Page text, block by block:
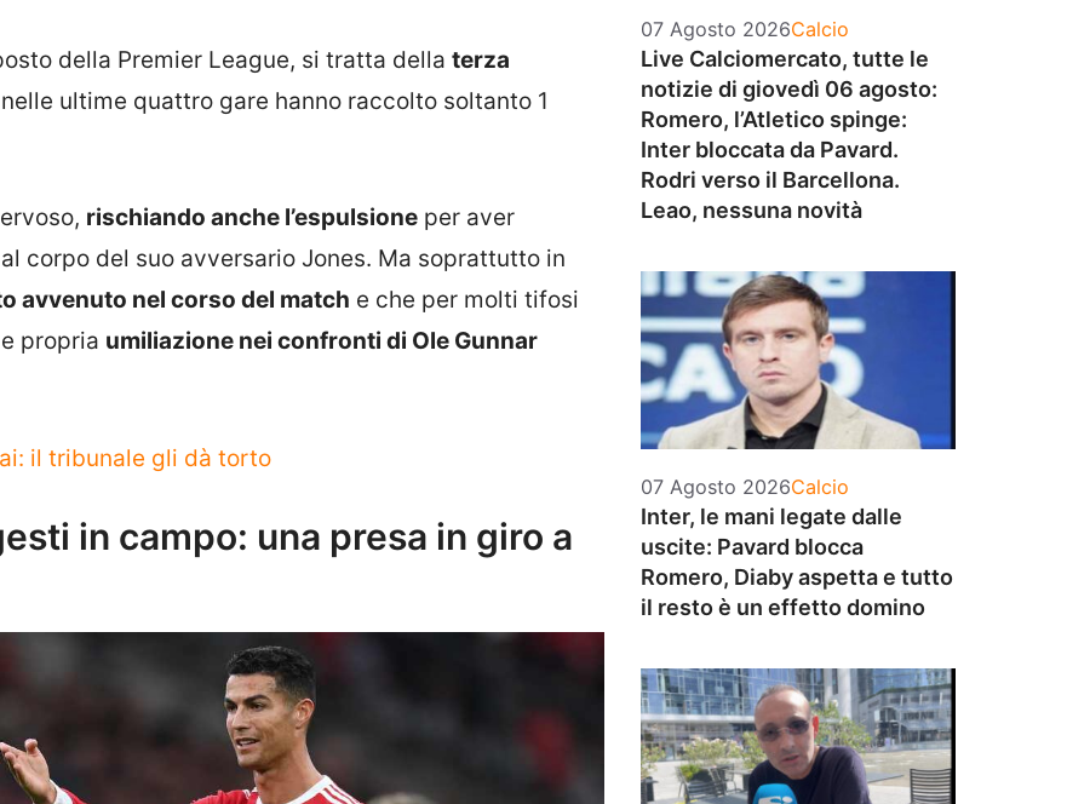
della Premier League, si tratta della terza
ultime quattro gare hanno raccolto soltanto 1
rischiando anche l’espulsione per aver
corpo del suo avversario Jones. Ma soprattutto in
avvenuto nel corso del match e che per molti tifosi
propria umiliazione nei confronti di Ole Gunnar
il tribunale gli dà torto
in campo: una presa in giro a
07 Agosto 2026Categorie
Calcio
Live Calciomercato, tutte le
notizie di giovedì 06 agosto:
Romero, l’Atletico spinge:
Inter bloccata da Pavard.
Rodri verso il Barcellona.
Leao, nessuna novità
07 Agosto 2026Categorie
Calcio
Inter, le mani legate dalle
uscite: Pavard blocca
Romero, Diaby aspetta e tutto
il resto è un effetto domino